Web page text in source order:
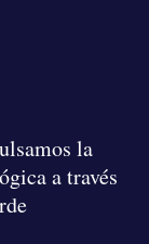
la
a través